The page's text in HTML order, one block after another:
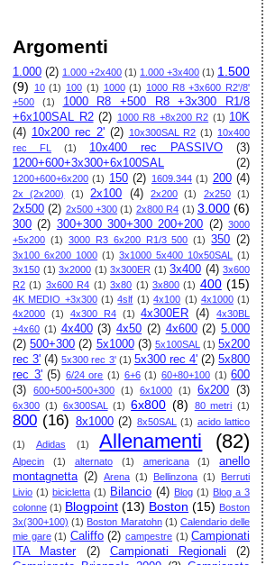
Argomenti
1.000 (2) 1.000 +2x400 (1) 1.000 +3x400 (1) 1.500
(9)
10 (1) 100 (1) 1000 (1) 1000 R8 +3x600 R2'/8'
+500
(1)
1000 R8 +500 R8 +3x300 R1/8
+6x100SAL R2 (2) 1000 R8 +8x200 R2 (1) 10K
(4) 10x200 rec 2' (2) 10x300SAL R2 (1) 10x400
rec FL
(1) 10x400 rec PASSIVO
(3)
1200+600+3x300+6x100SAL
(2)
1200+600+6x200 (1) 150 (2) 1609.344 (1) 200 (4)
2x (2x200) (1) 2x100 (4) 2x200 (1) 2x250 (1)
2x500 (2) 2x500 +300 (1) 2x800 R4 (1) 3.000 (6)
300 (2) 300+300 300+300 200+200 (2) 3000
+5x200 (1) 3000 R3 6x200 R1/3 500 (1) 350 (2)
3x100 6x200 1000 (1) 3x1000 5x400 10x50SAL
(1)
3x150 (1) 3x2000 (1) 3x300ER (1) 3x400 (4) 3x600
R2 (1) 3x600 R4 (1) 3x80 (1) 3x800 (1) 400 (15)
4K MEDIO +3x300 (1) 4slf (1) 4x100 (1) 4x1000 (1)
4x2000 (1) 4x300 R4 (1) 4x300ER (4)
4x30BL
+4x60 (1) 4x400 (3) 4x50 (2) 4x600 (2) 5.000
(2) 500+300 (2) 5x1000 (3) 5x100SAL (1) 5x200
rec 3' (4) 5x300 rec 3' (1) 5x300 rec 4' (2) 5x800
rec 3' (5) 6/24 ore (1) 6+6 (1) 60+80+100 (1) 600
(3)
600+500+500+300 (1) 6x1000 (1) 6x200 (3)
6x300 (1) 6x300SAL (1) 6x800 (8) 80 metri (1)
800 (16) 8x1000 (2) 8x50SAL (1) acido lattico
(1) Adidas (1) Allenamenti (82)
Alpecin (1) alternato (1) americana (1)
anello
montagnetta (2) Arena (1) Bellinzona (1)
Berruti
Livio (1) bicicletta (1) Bilancio (4) Blog (1) Blog a 3
colonne (1) Blogpoint (13) Boston (15) Boston
3x(300+100) (1) Boston Maratohn (1) Calendario delle
mie gare (1) Califfo (2) campestre (1) Campionati
ITA Master
(2) Campionati Regionali
(2)